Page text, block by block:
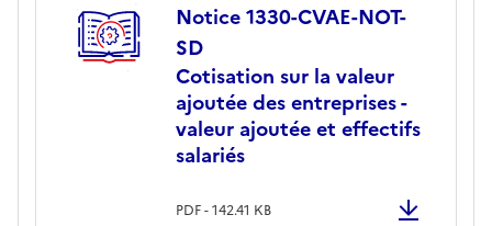
Notice 1330-CVAE-NOT-
SD
Cotisation sur la valeur
ajoutée des entreprises -
valeur ajoutée et effectifs
salariés
PDF - 142.41 KB